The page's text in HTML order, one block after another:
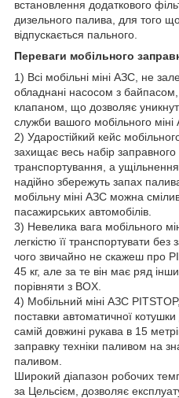
встановлення додаткового
дизельного палива, для того
відпускається пального.
Переваги мобільного
1) Всі мобільні міні АЗС, не
обладнані насосом з
клапаном, що дозволяє
служби вашого мобільного міні
2) Ударостійкий кейс
захищає весь набір
транспортування, а
надійно збережуть запах
мобільну міні АЗС можна
пасажирських автомобілів.
3) Невелика вага мобільного
легкістю її транспортувати без
чого звичайно не скажеш про
45 кг, але за те він має ряд
порівняти з BOX.
4) Мобільний міні АЗС
поставки автоматичної
самій довжині рукава в 15
заправку техніки паливом на
паливом.
Широкий діапазон робочих
за Цельсієм, дозволяє